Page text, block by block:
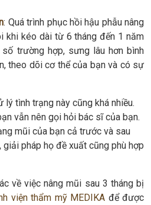
: Quá trình phục hồi hậu phẫu nâng
khi kéo dài từ 6 tháng đến 1 năm
số trường hợp, sưng lâu hơn bình
theo dõi cơ thể của bạn và có sự
lý tình trạng này cũng khá nhiều.
vẫn nên gọi hỏi bác sĩ của bạn.
mũi của bạn cả trước và sau
pháp họ đề xuất cũng phù hợp
về việc nâng mũi sau 3 tháng bị
viện thẩm mỹ MEDIKA để được